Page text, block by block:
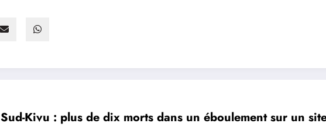
Sud-Kivu : plus de dix morts dans un éboulement sur un